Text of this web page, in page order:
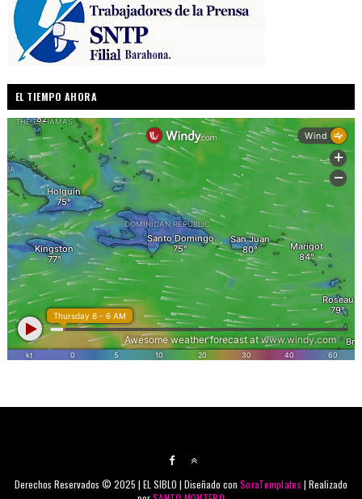
EL TIEMPO AHORA
Derechos Reservados © 2025 | EL SIBLO | Diseñado conSoraTemplates | Realizado